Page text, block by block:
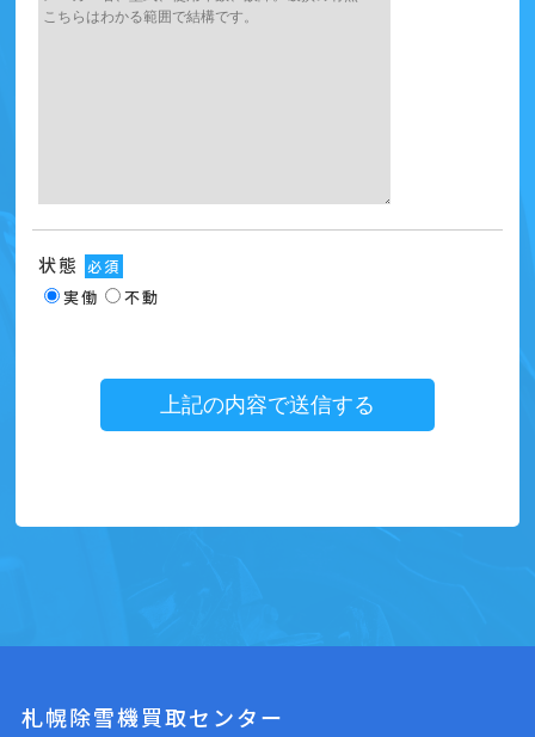
状態 必須
実働 不動
札幌除雪機買取センター